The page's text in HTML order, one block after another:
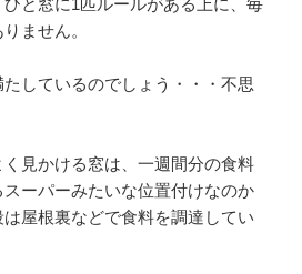
と窓に1匹ルールがある上に、毎
ません。
しているのでしょう・・・不思
見かける窓は、一週間分の食料
ーパーみたいな位置付けなのか
屋根裏などで食料を調達してい